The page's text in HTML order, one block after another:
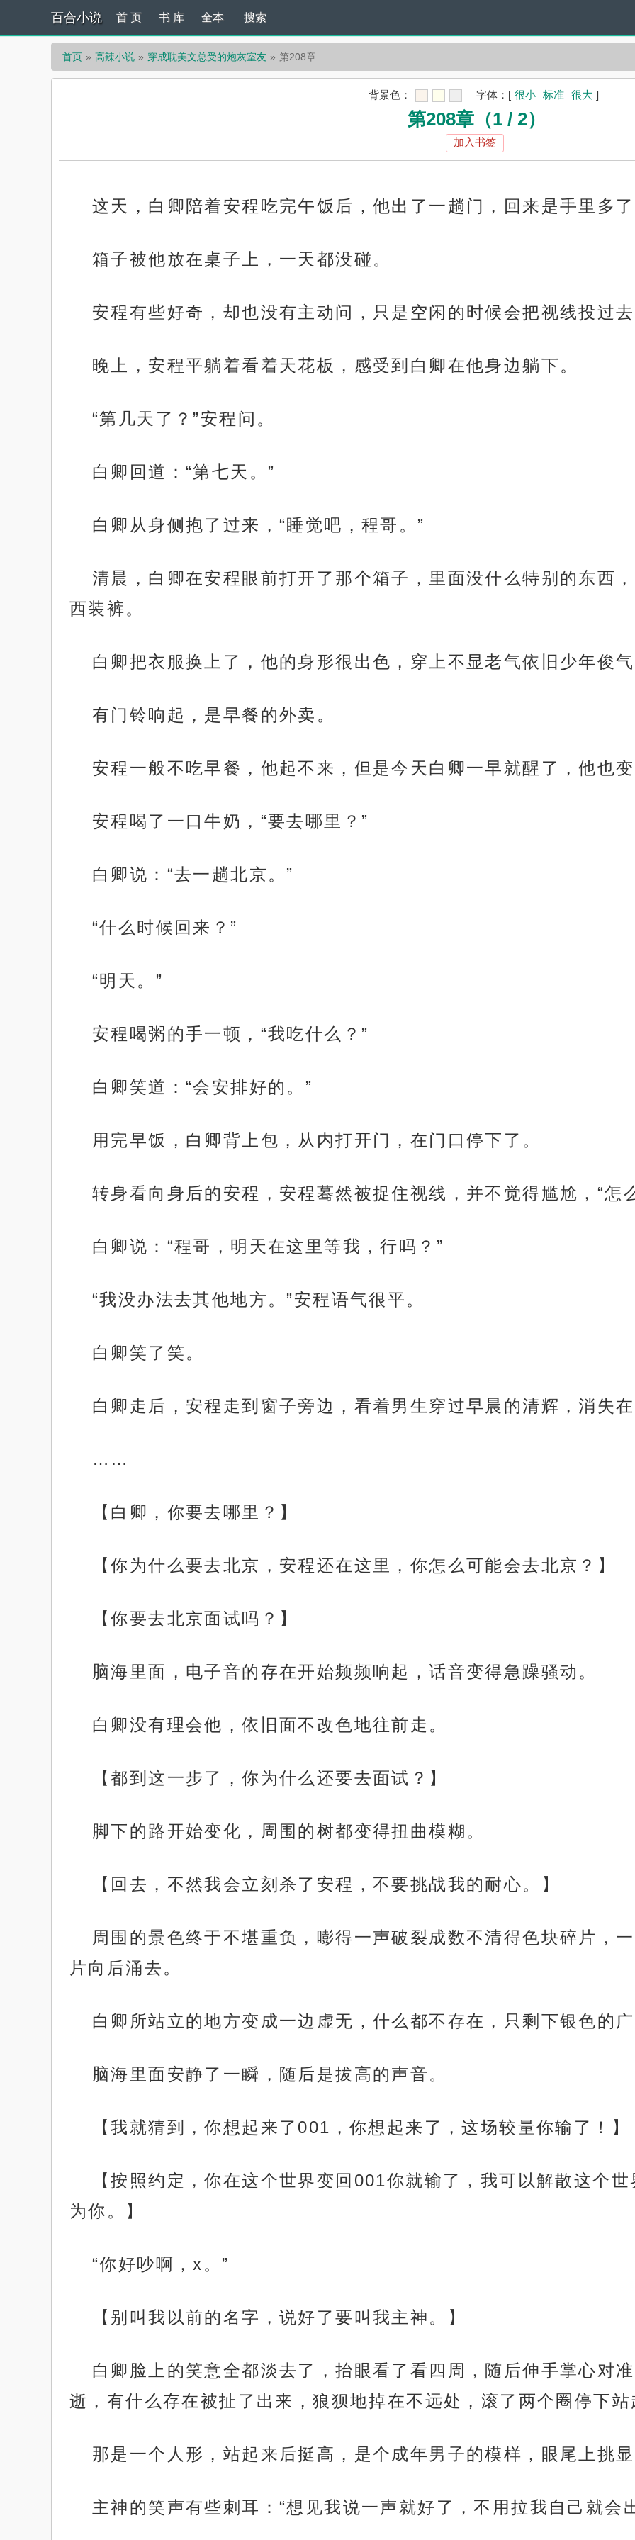
百合小说 首 页 书 库 全本 搜索
首页 高辣小说 穿成耽美文总受的炮灰室友 第208章
背景色： 字体： [ 很小 标准 很大 ]
第208章（1 / 2）
加入书签
这天，白卿陪着安程吃完午饭后，他出了一趟门，回来是手里多
箱子被他放在桌子上，一天都没碰。
安程有些好奇，却也没有主动问，只是空闲的时候会把视线投过
晚上，安程平躺着看着天花板，感受到白卿在他身边躺下。
“第几天了？”安程问。
白卿回道：“第七天。”
白卿从身侧抱了过来，“睡觉吧，程哥。”
清晨，白卿在安程眼前打开了那个箱子，里面没什么特别的东西
西装裤。
白卿把衣服换上了，他的身形很出色，穿上不显老气依旧少年俊
有门铃响起，是早餐的外卖。
安程一般不吃早餐，他起不来，但是今天白卿一早就醒了，他也
安程喝了一口牛奶，“要去哪里？”
白卿说：“去一趟北京。”
“什么时候回来？”
“明天。”
安程喝粥的手一顿，“我吃什么？”
白卿笑道：“会安排好的。”
用完早饭，白卿背上包，从内打开门，在门口停下了。
转身看向身后的安程，安程蓦然被捉住视线，并不觉得尴尬，“怎
白卿说：“程哥，明天在这里等我，行吗？”
“我没办法去其他地方。”安程语气很平。
白卿笑了笑。
白卿走后，安程走到窗子旁边，看着男生穿过早晨的清辉，消失
……
【白卿，你要去哪里？】
【你为什么要去北京，安程还在这里，你怎么可能会去北京？】
【你要去北京面试吗？】
脑海里面，电子音的存在开始频频响起，话音变得急躁骚动。
白卿没有理会他，依旧面不改色地往前走。
【都到这一步了，你为什么还要去面试？】
脚下的路开始变化，周围的树都变得扭曲模糊。
【回去，不然我会立刻杀了安程，不要挑战我的耐心。】
周围的景色终于不堪重负，嘭得一声破裂成数不清得色块碎片，
片向后涌去。
白卿所站立的地方变成一边虚无，什么都不存在，只剩下银色的
脑海里面安静了一瞬，随后是拔高的声音。
【我就猜到，你想起来了001，你想起来了，这场较量你输了！】
【按照约定，你在这个世界变回001你就输了，我可以解散这个
为你。】
“你好吵啊，x。”
【别叫我以前的名字，说好了要叫我主神。】
白卿脸上的笑意全都淡去了，抬眼看了看四周，随后伸手掌心对
逝，有什么存在被扯了出来，狼狈地掉在不远处，滚了两个圈停下
那是一个人形，站起来后挺高，是个成年男子的模样，眼尾上挑
主神的笑声有些刺耳：“想见我说一声就好了，不用拉我自己就会